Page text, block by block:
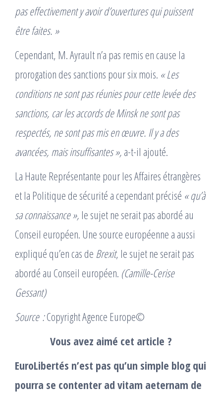
pas effectivement y avoir d’ouvertures qui puissent
être faites. »
Cependant, M. Ayrault n’a pas remis en cause la
prorogation des sanctions pour six mois. « Les
conditions ne sont pas réunies pour cette levée des
sanctions, car les accords de Minsk ne sont pas
respectés, ne sont pas mis en œuvre. Il y a des
avancées, mais insuffisantes », a-t-il ajouté.
La Haute Représentante pour les Affaires étrangères
et la Politique de sécurité a cependant précisé « qu’à
sa connaissance », le sujet ne serait pas abordé au
Conseil européen. Une source européenne a aussi
expliqué qu’en cas de Brexit, le sujet ne serait pas
abordé au Conseil européen. (Camille-Cerise
Gessant)
Source :Copyright Agence Europe©
Vous avez aimé cet article ?
EuroLibertés n’est pas qu’un simple blog qui
pourra se contenter ad vitam aeternam de